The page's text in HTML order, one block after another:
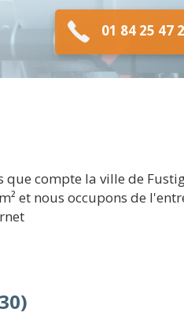
01 84 25 47
compte la ville de
et nous occupons de